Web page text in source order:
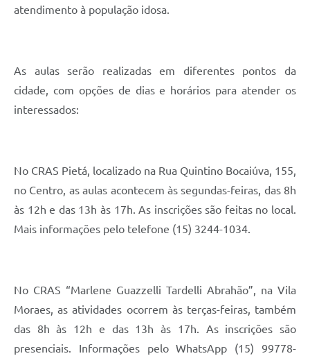
atendimento à população idosa.
As aulas serão realizadas em diferentes pontos da
cidade, com opções de dias e horários para atender os
interessados:
No CRAS Pietá, localizado na Rua Quintino Bocaiúva, 155,
no Centro, as aulas acontecem às segundas-feiras, das 8h
às 12h e das 13h às 17h. As inscrições são feitas no local.
Mais informações pelo telefone (15) 3244-1034.
No CRAS “Marlene Guazzelli Tardelli Abrahão”, na Vila
Moraes, as atividades ocorrem às terças-feiras, também
das 8h às 12h e das 13h às 17h. As inscrições são
presenciais. Informações pelo WhatsApp (15) 99778-